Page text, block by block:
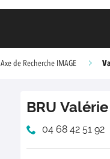
Axe de Recherche IMAGE
BRU Valérie
04 68 42 51 92